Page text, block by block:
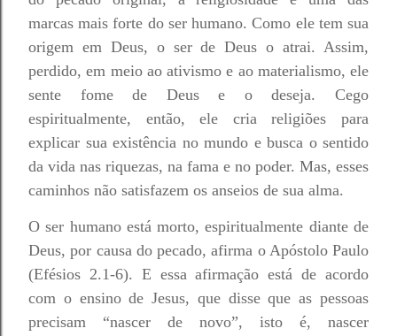
marcas mais forte do ser humano. Como ele tem sua
origem em Deus, o ser de Deus o atrai. Assim,
perdido, em meio ao ativismo e ao materialismo, ele
sente fome de Deus e o deseja. Cego
espiritualmente, então, ele cria religiões para
explicar sua existência no mundo e busca o sentido
da vida nas riquezas, na fama e no poder. Mas, esses
caminhos não satisfazem os anseios de sua alma.
O ser humano está morto, espiritualmente diante de
Deus, por causa do pecado, afirma o Apóstolo Paulo
(Efésios 2.1-6). E essa afirmação está de acordo
com o ensino de Jesus, que disse que as pessoas
precisam “nascer de novo”, isto é, nascer